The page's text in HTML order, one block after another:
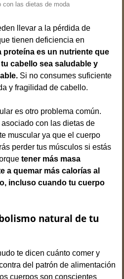
con las dietas de moda
llevar a la pérdida de
tienen deficiencia en
proteína es un nutriente que
cabello sea saludable y
Si no consumes suficiente
y fragilidad de cabello.
es otro problema común.
con las dietas de
muscular ya que el cuerpo
perder tus músculos si estás
tener más masa
a quemar más calorías al
incluso cuando tu cuerpo
natural de tu
te dicen cuánto comer y
del patrón de alimentación
cuerpos son conscientes